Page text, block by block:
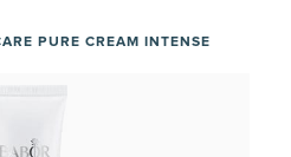
PURE CREAM INTENSE